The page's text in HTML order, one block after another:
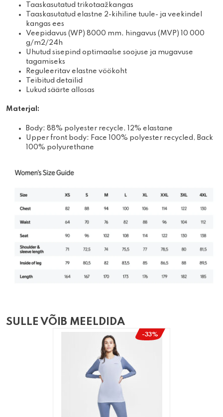
Taaskasutatud trikotaažkangas
Taaskasutatud elastne 2-kihiline tuule- ja veekindel
kangas ees
Veepidavus (WP) 8000 mm, hingavus (MVP) 10 000
g/m2/24h
Uhutud sisepind optimaalse soojuse ja mugavuse
tagamiseks
Reguleeritav elastne vöökoht
Teibitud detailid
Lukud säärte allosas
Materjal:
Body: 88% polyester recycle, 12% elastane
Upper front body: Face 100% polyester recycled, Back
100% polyurethane
SULLE VÕIB MEELDIDA
-33%